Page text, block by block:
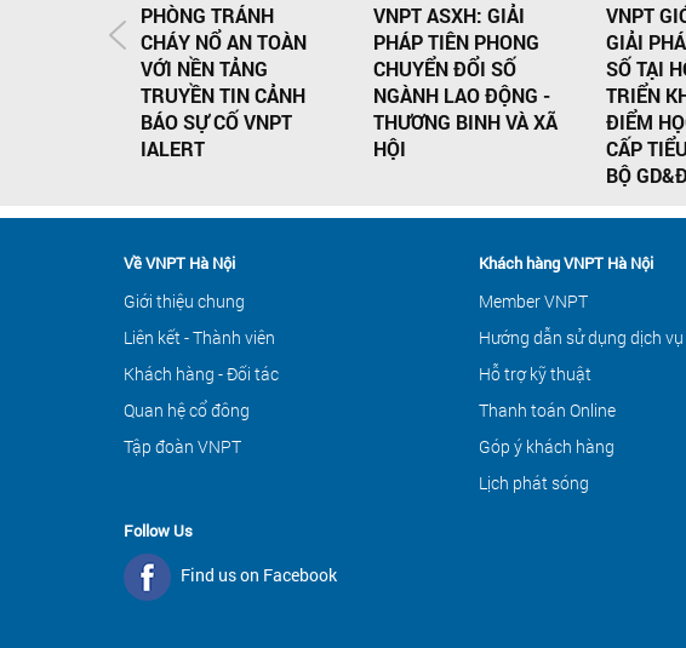
PHÒNG TRÁNH
CHÁY NỔ AN TOÀN
VỚI NỀN TẢNG
TRUYỀN TIN CẢNH
BÁO SỰ CỐ VNPT
IALERT
VNPT ASXH: GIẢI
PHÁP TIÊN PHONG
CHUYỂN ĐỔI SỐ
NGÀNH LAO ĐỘNG -
THƯƠNG BINH VÀ XÃ
HỘI
VNPT
GIẢI
SỐ TẠI
TRIỂN
ĐIỂM
CẤP
BỘ
Về VNPT Hà Nội
Giới thiệu chung
Liên kết - Thành viên
Khách hàng - Đối tác
Quan hệ cổ đông
Tập đoàn VNPT
Khách hàng VNPT Hà Nội
Member VNPT
Hướng dẫn sử dụng dịch vụ
Hỗ trợ kỹ thuật
Thanh toán Online
Góp ý khách hàng
Lịch phát sóng
Follow Us
Find us on Facebook